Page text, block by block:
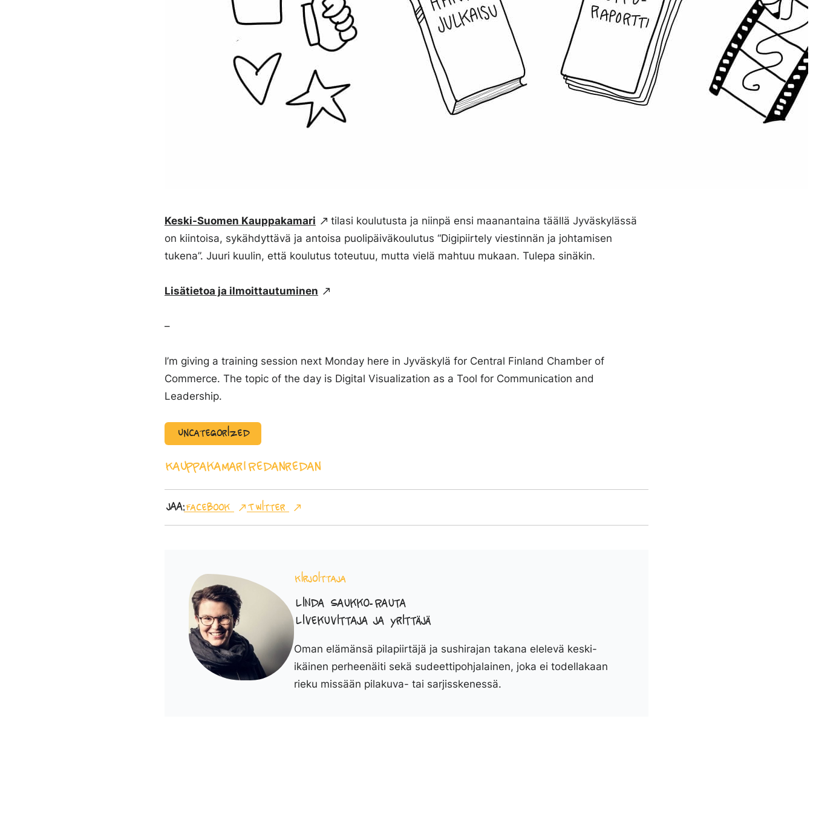
Keski-Suomen Kauppakamari
tilasi koulutusta ja niinpä ensi maanantaina täällä Jyväskylässä
on kiintoisa, sykähdyttävä ja antoisa puolipäiväkoulutus “Digipiirtely viestinnän ja johtamisen
tukena”. Juuri kuulin, että koulutus toteutuu, mutta vielä mahtuu mukaan. Tulepa sinäkin.
Lisätietoa ja ilmoittautuminen
–
I’m giving a training session next Monday here in Jyväskylä for Central Finland Chamber of
Commerce. The topic of the day is Digital Visualization as a Tool for Communication and
Leadership.
Uncategorized
KauppakamariRedanredan
Jaa:Facebook Twitter
Kirjoittaja
Linda Saukko-Rauta
Livekuvittaja ja yrittäjä
Oman elämänsä pilapiirtäjä ja sushirajan takana elelevä keski-
ikäinen perheenäiti sekä sudeettipohjalainen, joka ei todellakaan
rieku missään pilakuva- tai sarjisskenessä.